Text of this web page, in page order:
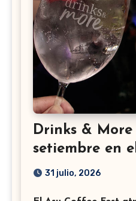
Drinks &
setiembre en
31 julio, 2026